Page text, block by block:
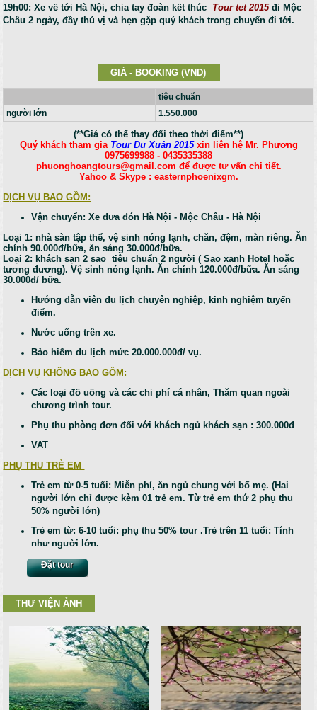
19h00:Xe về tới Hà Nội, chia tay đoàn kết thúc Tour tet 2015đi Mộc
Châu 2 ngày, đầy thú vị và hẹn gặp quý khách trong chuyến đi tới.
GIÁ - BOOKING (VND)
tiêu chuẩn
người lớn
1.550.000
(**Giá có thể thay đổi theo thời điểm**)
Quý khách tham gia Tour Du Xuân 2015xin liên hệ Mr. Phương
0975699988 - 0435335388
phuonghoangtours@gmail.com để được tư vấn chi tiết.
Yahoo & Skype : easternphoenixgm.
DỊCH VỤ BAO GỒM:
Vận chuyển: Xe đưa đón Hà Nội - Mộc Châu - Hà Nội
Loại 1: nhà sàn tập thể, vệ sinh nóng lạnh, chăn, đệm, màn riêng. Ăn
chính 90.000đ/bữa, ăn sáng 30.000đ/bữa.
Loại 2: khách sạn 2 sao tiêu chuẩn 2 người ( Sao xanh Hotel hoặc
tương đương). Vệ sinh nóng lạnh. Ăn chính 120.000đ/bữa. Ăn sáng
30.000đ/ bữa.
Hướng dẫn viên du lịch chuyên nghiệp, kinh nghiệm tuyến
điểm.
Nước uống trên xe.
Bảo hiểm du lịch mức 20.000.000đ/ vụ.
DỊCH VỤ KHÔNG BAO GỒM:
Các loại đồ uống và các chi phí cá nhân, Thăm quan ngoài
chương trình tour.
Phụ thu phòng đơn đối với khách ngủ khách sạn : 300.000đ
VAT
PHỤ THU TRẺ EM
Trẻ em từ 0-5 tuổi: Miễn phí, ăn ngủ chung với bố mẹ. (Hai
người lớn chỉ được kèm 01 trẻ em. Từ trẻ em thứ 2 phụ thu
50% người lớn)
Trẻ em từ: 6-10 tuổi: phụ thu 50% tour .Trẻ trên 11 tuổi: Tính
như người lớn.
Đặt tour
THƯ VIỆN ẢNH